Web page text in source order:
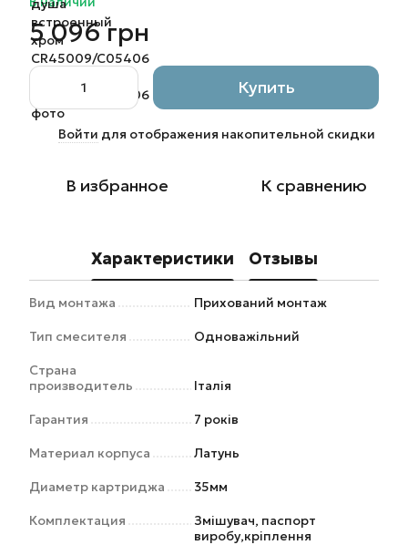
5 096 грн
Купить
Войти для отображения накопительной скидки
В избранное К сравнению
Характеристики Отзывы
Вид монтажа Прихований монтаж
Тип смесителя Одноважільний
Страна
производитель
Італія
Гарантия 7 років
Материал корпуса Латунь
Диаметр картриджа 35мм
Комплектация
Змішувач, паспорт
виробу,кріплення